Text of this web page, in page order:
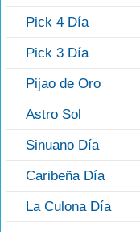
Pick 4 Día
Pick 3 Día
Pijao de Oro
Astro Sol
Sinuano Día
Caribeña Día
La Culona Día